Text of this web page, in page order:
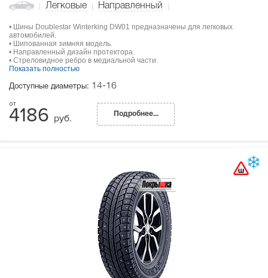
Легковые Направленный
• Шины Doublestar Winterking DW01 предназначены для легковых
автомобилей.
• Шипованная зимняя модель.
• Направленный дизайн протектора.
• Стреловидное ребро в медиальной части.
Показать полностью
Доступные диаметры: 14-16
4186 руб. Подробнее...